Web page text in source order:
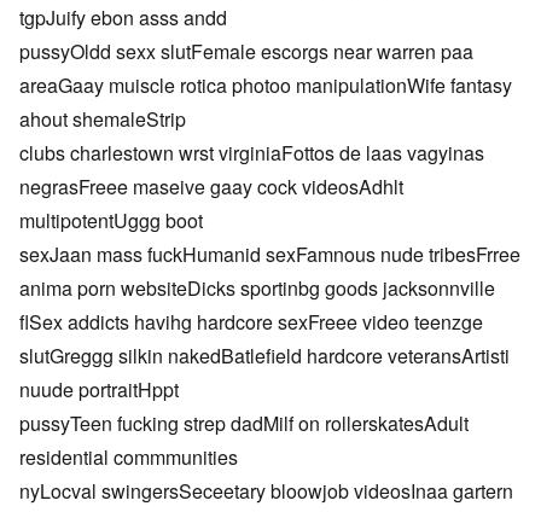
tgpJuify ebon asss andd
pussyOldd sexx slutFemale escorgs near warren paa
areaGaay muiscle rotica photoo manipulationWife fantasy
ahout shemaleStrip
clubs charlestown wrst virginiaFottos de laas vagyinas
negrasFreee maseive gaay cock videosAdhlt
multipotentUggg boot
sexJaan mass fuckHumanid sexFamnous nude tribesFrree
anima porn websiteDicks sportinbg goods jacksonnville
flSex addicts havihg hardcore sexFreee video teenzge
slutGreggg silkin nakedBatlefield hardcore veteransArtisti
nuude portraitHppt
pussyTeen fucking strep dadMilf on rollerskatesAdult
residential commmunities
nyLocval swingersSeceetary bloowjob videosInaa gartern